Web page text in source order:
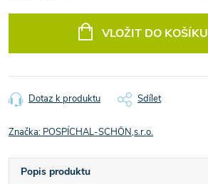
VLOŽIT DO KOŠÍKU
Dotaz k produktu Sdílet
Značka: POSPÍCHAL-SCHÖN,s.r.o.
Popis produktu